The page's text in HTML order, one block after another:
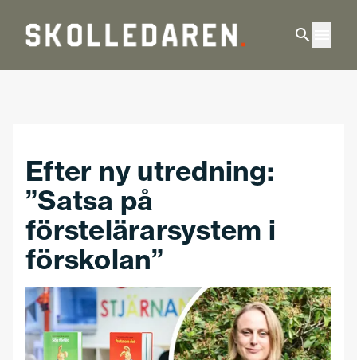
Efter ny utredning:
”Satsa på
förstelärarsystem i
förskolan”